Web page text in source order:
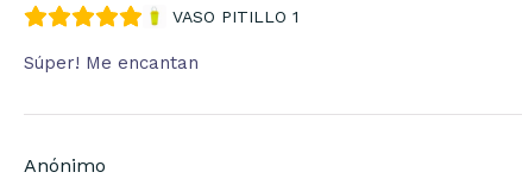
VASO PITILLO 1
Súper! Me encantan
Anónimo